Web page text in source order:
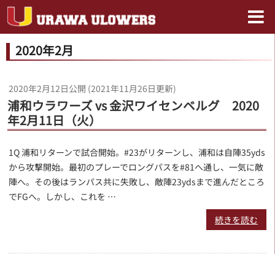
2020年2月
2020年2月12日公開 (2021年11月26日更新)
浦和ウラワーズ vs 金沢ワイセンベルグ 2020
年2月11日（火）
1Q 浦和リターンで試合開始。#23がリターンし、浦和は自陣35yds
から攻撃開始。最初のプレーでロングパスを#81へ通し、一気に敵
陣へ。その後はランパス共に失敗し、敵陣23ydsまで進んだところ
でFGへ。しかし、これを …
続きを読む